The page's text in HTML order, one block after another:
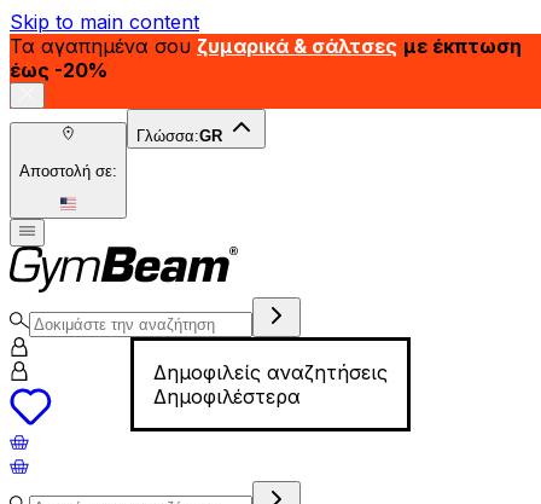
Skip to main content
Τα αγαπημένα σου ζυμαρικά & σάλτσες με έκπτωση
έως -20%
Αποστολή σε:
Γλώσσα:GR
Δημοφιλείς αναζητήσεις
Δημοφιλέστερα